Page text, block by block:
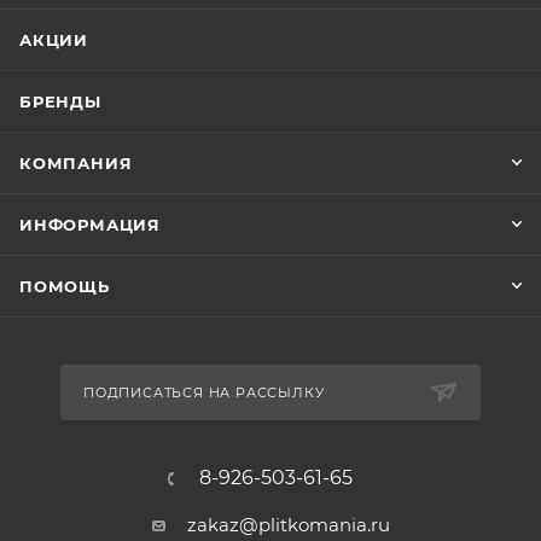
АКЦИИ
БРЕНДЫ
КОМПАНИЯ
ИНФОРМАЦИЯ
ПОМОЩЬ
ПОДПИСАТЬСЯ НА РАССЫЛКУ
8-926-503-61-65
zakaz@plitkomania.ru